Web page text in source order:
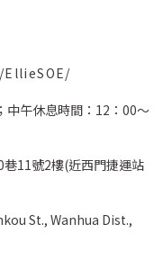
中午休息時間：12：00～
11號2樓(近西門捷運站
St., Wanhua Dist.,